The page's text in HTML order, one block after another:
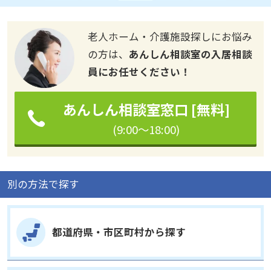
の方は、あんしん相談室の入居相談
員にお任せください！
あんしん相談室窓口 [無料]
(9:00～18:00)
別の方法で探す